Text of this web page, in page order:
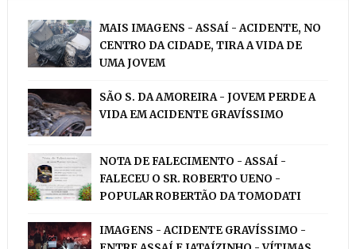
MAIS IMAGENS - ASSAÍ - ACIDENTE, NO
CENTRO DA CIDADE, TIRA A VIDA DE
UMA JOVEM
SÃO S. DA AMOREIRA - JOVEM PERDE A
VIDA EM ACIDENTE GRAVÍSSIMO
NOTA DE FALECIMENTO - ASSAÍ -
FALECEU O SR. ROBERTO UENO -
POPULAR ROBERTÃO DA TOMODATI
IMAGENS - ACIDENTE GRAVÍSSIMO -